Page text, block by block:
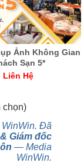
Ảnh Không Gian
Sạn 5*
Liên Hệ
chọn)
WinWin. Đã
Giám đốc
— Media
WinWin.